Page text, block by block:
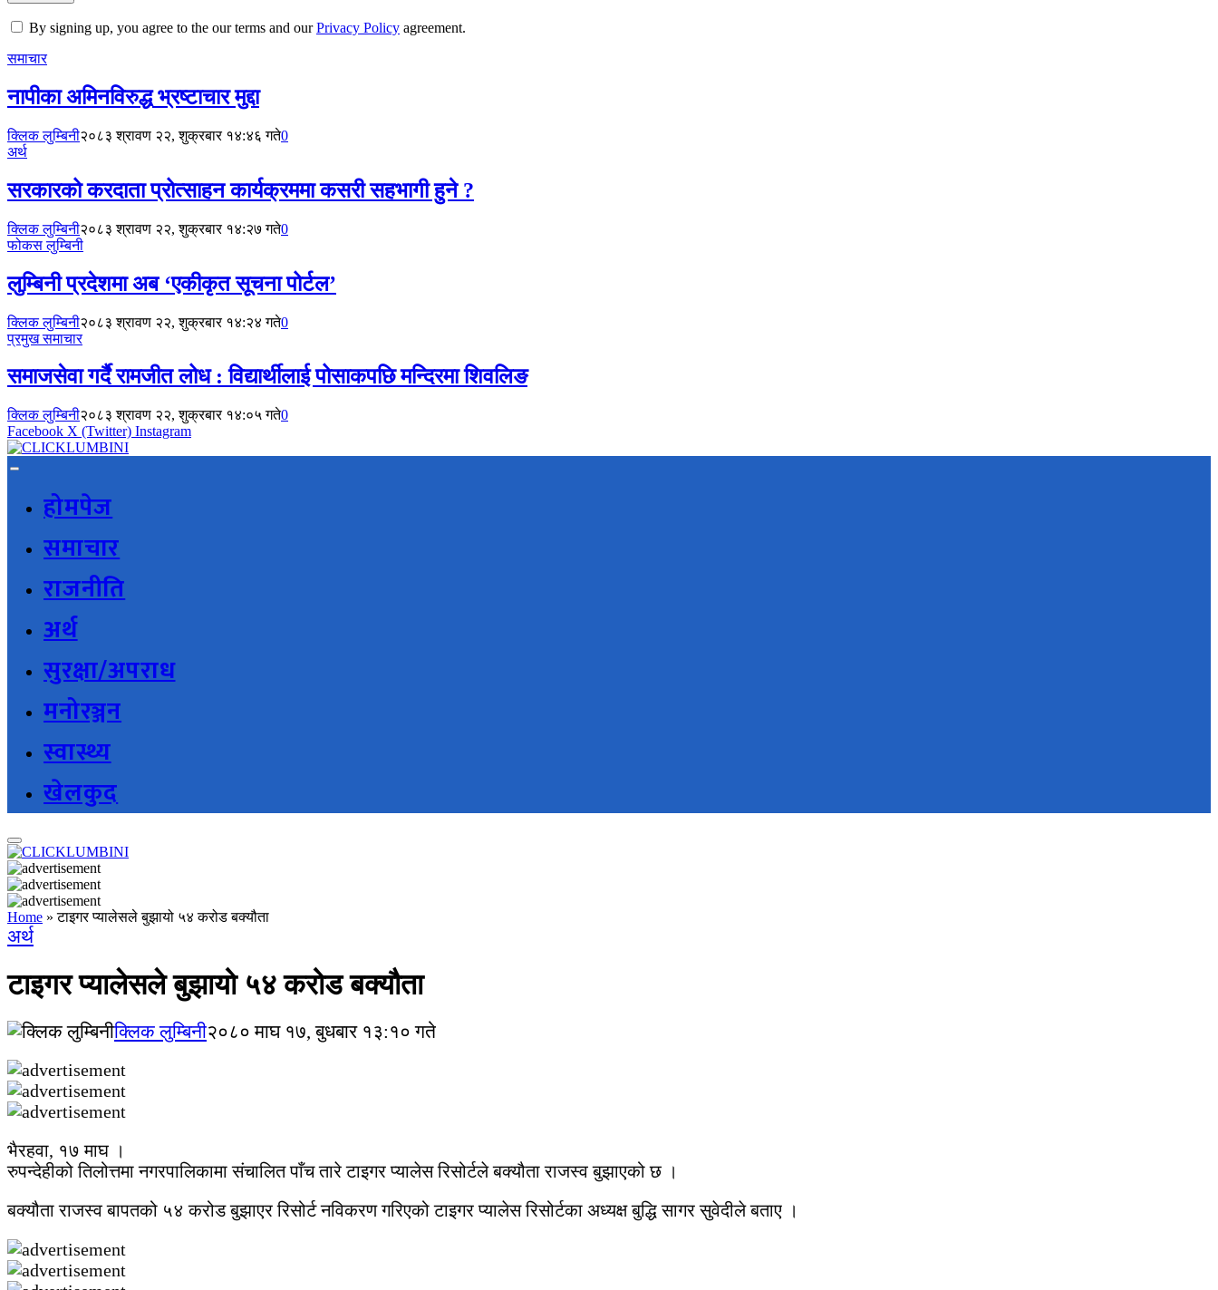
By signing up, you agree to the our terms and ourPrivacy Policy agreement.
समाचार
नापीका अमिनविरुद्ध भ्रष्टाचार मुद्दा
क्लिक लुम्बिनी२०८३ श्रावण २२, शुक्रबार १४:४६ गते0
अर्थ
सरकारको करदाता प्रोत्साहन कार्यक्रममा कसरी सहभागी हुने ?
क्लिक लुम्बिनी२०८३ श्रावण २२, शुक्रबार १४:२७ गते0
फोकस लुम्बिनी
लुम्बिनी प्रदेशमा अब ‘एकीकृत सूचना पोर्टल’
क्लिक लुम्बिनी२०८३ श्रावण २२, शुक्रबार १४:२४ गते0
प्रमुख समाचार
समाजसेवा गर्दै रामजीत लोध : विद्यार्थीलाई पोसाकपछि मन्दिरमा शिवलिङ
क्लिक लुम्बिनी२०८३ श्रावण २२, शुक्रबार १४:०५ गते0
Facebook X (Twitter) Instagram
होमपेज
समाचार
राजनीति
अर्थ
सुरक्षा/अपराध
मनोरञ्जन
स्वास्थ्य
खेलकुद
Home »टाइगर प्यालेसले बुझायो ५४ करोड बक्यौता
अर्थ
टाइगर प्यालेसले बुझायो ५४ करोड बक्यौता
क्लिक लुम्बिनी२०८० माघ १७, बुधबार १३:१० गते
भैरहवा, १७ माघ ।
रुपन्देहीको तिलोत्तमा नगरपालिकामा संचालित पाँच तारे टाइगर प्यालेस रिसोर्टले बक्यौता राजस्व बुझाएको छ ।
बक्यौता राजस्व बापतको ५४ करोड बुझाएर रिसोर्ट नविकरण गरिएको टाइगर प्यालेस रिसोर्टका अध्यक्ष बुद्धि सागर सुवेदीले बताए ।